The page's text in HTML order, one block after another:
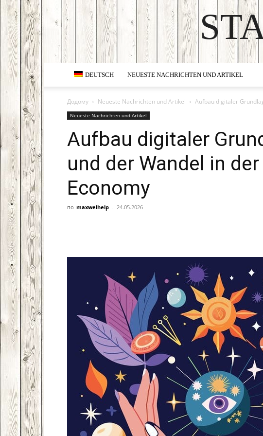
DEUTSCH NEUESTE NACHRICHTEN UND ARTIKEL
Додому Neueste Nachrichten und Artikel Aufbau digitaler
Neueste Nachrichten und Artikel
Aufbau digitaler
und der Wandel in
Economy
по maxwelhelp - 24.05.2026